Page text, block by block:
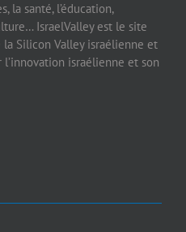
la santé, l’éducation,
IsraelValley est le site
Silicon Valley israélienne et
israélienne et son